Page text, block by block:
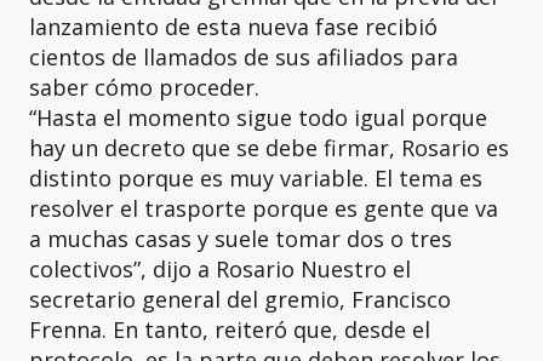
lanzamiento de esta nueva fase recibió
cientos de llamados de sus afiliados para
saber cómo proceder.
“Hasta el momento sigue todo igual porque
hay un decreto que se debe firmar, Rosario es
distinto porque es muy variable. El tema es
resolver el trasporte porque es gente que va
a muchas casas y suele tomar dos o tres
colectivos”, dijo a Rosario Nuestro el
secretario general del gremio, Francisco
Frenna. En tanto, reiteró que, desde el